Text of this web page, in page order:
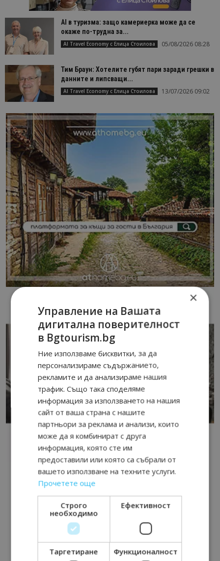
AI в туризма: защо камериерка може да се
окаже по-трудна за...
AI Travel Economy с Елица Стоилова 05/08/2026 08:28
Тим Браун: Хотелите губят пари заради грешки в
данните и липсващи...
AI Travel Economy с Елица Стоилова 13/07/2026 09:02
×
Управление на Вашата
дигитална поверителност
в Bgtourism.bg
Ние използваме бисквитки, за да
персонализираме съдържанието,
рекламите и да анализираме нашия
трафик. Също така споделяме
информация за използването на нашия
сайт от ваша страна с нашите
партньори за реклама и анализи, които
може да я комбинират с друга
информация, която сте им
предоставили или която са събрали от
вашето използване на техните услуги.
Прочетете още
Строго
необходимо
Ефективност
Таргетиране Функционалност